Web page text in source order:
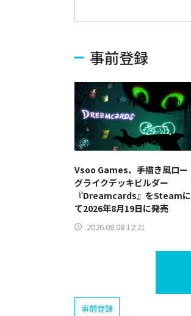
事前登録
Vsoo Games、手描き風ロー
グライクデッキビルダー
『Dreamcards』をSteamに
て2026年8月19日に発売
2026.08.08 12:21
事前登録